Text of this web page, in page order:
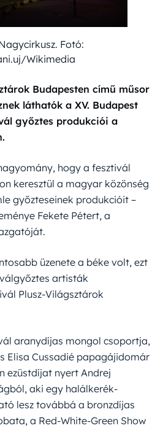
Fotó:
Wikimedia
Budapesten című műsor
láthatók a XV. Budapest
győztes produkciói a
hogy a fesztivál
keresztül a magyar közönség
győzteseinek produkcióit –
Fekete Pétert, a
üzenete a béke volt, ezt
artisták
Plusz-Világsztárok
aranydíjas mongol csoportja,
Elisa Cussadié papagájidomár
ezüstdíjat nyert Andrej
aki egy halálkerék-
lesz továbbá a bronzdíjas
a Red-White-Green Show